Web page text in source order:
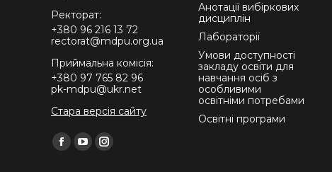
Ректорат:
+380 96 216 13 72
rectorat@mdpu.org.ua
Приймальна комісія:
+380 97 765 82 96
pk-mdpu@ukr.net
Стара версія сайту
Find us on:
Facebook
YouTubeInstagram
Анотації вибіркових
дисциплін
Лабораторії
Умови доступності
закладу освіти для
навчання осіб з
особливими
освітніми потребами
Освітні програми